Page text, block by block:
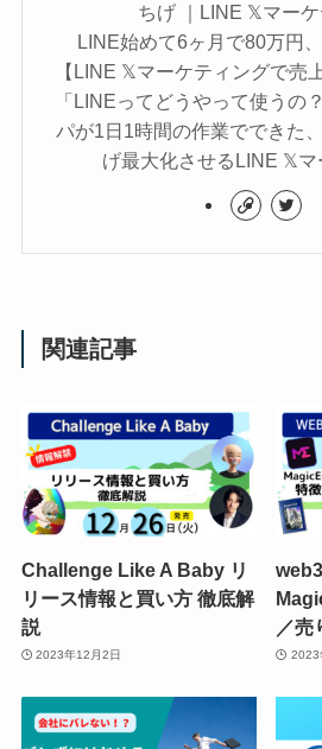
ちげ ｜LINE 𝕏マー
LINE始めて6ヶ月で80万円
【LINE 𝕏マーケティングで売
「LINEってどうやって使うの
パが1日1時間の作業でできた
げ最大化させるLINE 𝕏マ
関連記事
Challenge Like A Baby リ
リース情報と買い方 徹底解
説
2023年12月2日
／売
2023